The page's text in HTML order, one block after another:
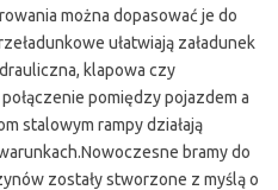
można dopasować je do
ułatwiają załadunek
klapowa czy
pomiędzy pojazdem a
stalowym rampy działają
bramy do
zostały stworzone z myślą o